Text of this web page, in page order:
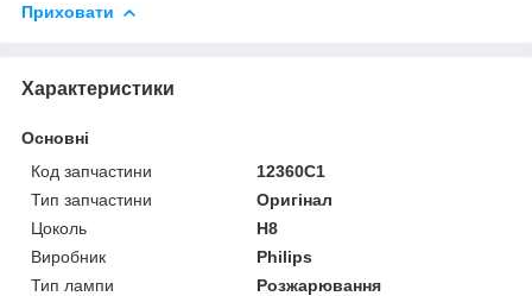
Приховати
Характеристики
Основні
Код запчастини
12360C1
Тип запчастини
Оригінал
Цоколь
H8
Виробник
Philips
Тип лампи
Розжарювання